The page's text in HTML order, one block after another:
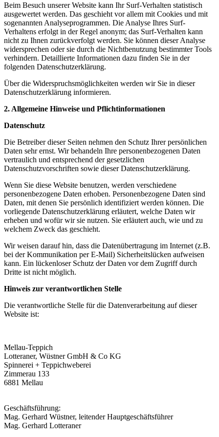
Beim Besuch unserer Website kann Ihr Surf-Verhalten statistisch
ausgewertet werden. Das geschieht vor allem mit Cookies und mit
sogenannten Analyseprogrammen. Die Analyse Ihres Surf-
Verhaltens erfolgt in der Regel anonym; das Surf-Verhalten kann
nicht zu Ihnen zurückverfolgt werden. Sie können dieser Analyse
widersprechen oder sie durch die Nichtbenutzung bestimmter Tools
verhindern. Detaillierte Informationen dazu finden Sie in der
folgenden Datenschutzerklärung.
Über die Widerspruchsmöglichkeiten werden wir Sie in dieser
Datenschutzerklärung informieren.
2. Allgemeine Hinweise und Pflichtinformationen
Datenschutz
Die Betreiber dieser Seiten nehmen den Schutz Ihrer persönlichen
Daten sehr ernst. Wir behandeln Ihre personenbezogenen Daten
vertraulich und entsprechend der gesetzlichen
Datenschutzvorschriften sowie dieser Datenschutzerklärung.
Wenn Sie diese Website benutzen, werden verschiedene
personenbezogene Daten erhoben. Personenbezogene Daten sind
Daten, mit denen Sie persönlich identifiziert werden können. Die
vorliegende Datenschutzerklärung erläutert, welche Daten wir
erheben und wofür wir sie nutzen. Sie erläutert auch, wie und zu
welchem Zweck das geschieht.
Wir weisen darauf hin, dass die Datenübertragung im Internet (z.B.
bei der Kommunikation per E-Mail) Sicherheitslücken aufweisen
kann. Ein lückenloser Schutz der Daten vor dem Zugriff durch
Dritte ist nicht möglich.
Hinweis zur verantwortlichen Stelle
Die verantwortliche Stelle für die Datenverarbeitung auf dieser
Website ist:
Mellau-Teppich
Lotteraner, Wüstner GmbH & Co KG
Spinnerei + Teppichweberei
Zimmerau 133
6881 Mellau
Geschäftsführung:
Mag. Gerhard Wüstner, leitender Hauptgeschäftsführer
Mag. Gerhard Lotteraner